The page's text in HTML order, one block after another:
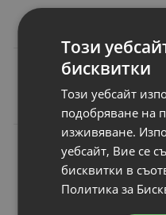
N
Този
бисквитки
Този уебсайт
подобряване на
изживяване.
уебсайт, Вие се
бисквитки в
Политика за